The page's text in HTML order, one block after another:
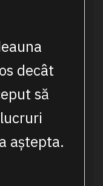
decât
să
aștepta.